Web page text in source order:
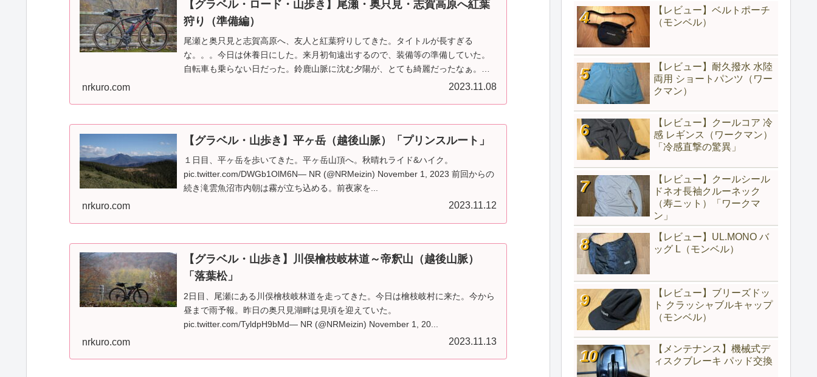
【グラベル・ロード・山歩き】尾瀬・奥只見・志賀高原へ紅葉
狩り（準備編）
尾瀬と奥只見と志賀高原へ、友人と紅葉狩りしてきた。タイトルが長すぎる
な。。。今日は休養日にした。来月初旬遠出するので、装備等の準備していた。
自転車も乗らない日だった。鈴鹿山脈に沈む夕陽が、とても綺麗だったなぁ。
nrkuro.com 2023.11.08
【グラベル・山歩き】平ヶ岳（越後山脈）「プリンスルート」
１日目、平ヶ岳を歩いてきた。平ヶ岳山頂へ。秋晴れライド&ハイク。
pic.twitter.com/DWGb1OlM6N— NR (@NRMeizin) November 1, 2023 前回からの
続き滝雲魚沼市内朝は霧が立ち込める。前夜家を...
nrkuro.com 2023.11.12
【グラベル・山歩き】川俣檜枝岐林道～帝釈山（越後山脈）
「落葉松」
2日目、尾瀬にある川俣檜枝岐林道を走ってきた。今日は檜枝岐村に来た。今から
昼まで雨予報。昨日の奥只見湖畔は見頃を迎えていた。
pic.twitter.com/TyldpH9bMd— NR (@NRMeizin) November 1, 20...
nrkuro.com 2023.11.13
【レビュー】ベルトポーチ
（モンベル）
【レビュー】耐久撥水 水陸
両用 ショートパンツ（ワー
クマン）
【レビュー】クールコア 冷
感 レギンス（ワークマン）
「冷感直撃の驚異」
【レビュー】クールシール
ドネオ長袖クルーネック
（寿ニット）「ワークマ
ン」
【レビュー】UL.MONO バ
ッグ L（モンベル）
【レビュー】ブリーズドッ
ト クラッシャブルキャップ
（モンベル）
【メンテナンス】機械式デ
ィスクブレーキ パッド交換